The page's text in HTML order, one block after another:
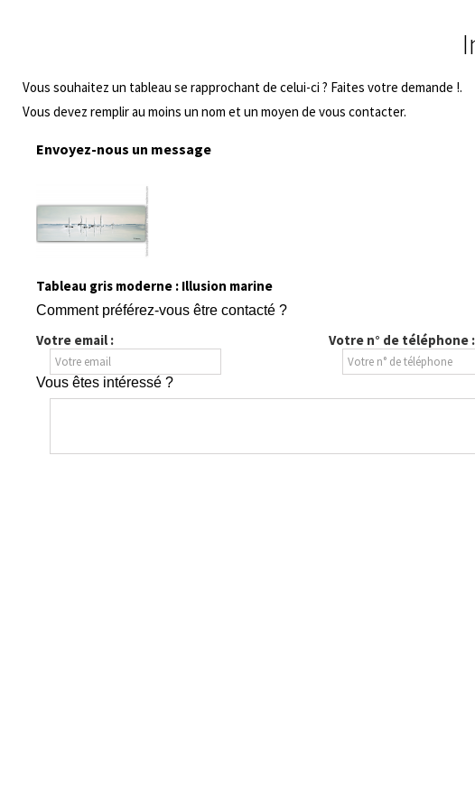
Vous souhaitez un tableau se rapprochant de celui-ci ? Faites votre demande !.
Vous devez remplir au moins un nom et un moyen de vous contacter.
Envoyez-nous un message
Tableau gris moderne : Illusion marine
Comment préférez-vous être contacté ?
Votre email : Votre n° de téléphone :
Vous êtes intéressé ?